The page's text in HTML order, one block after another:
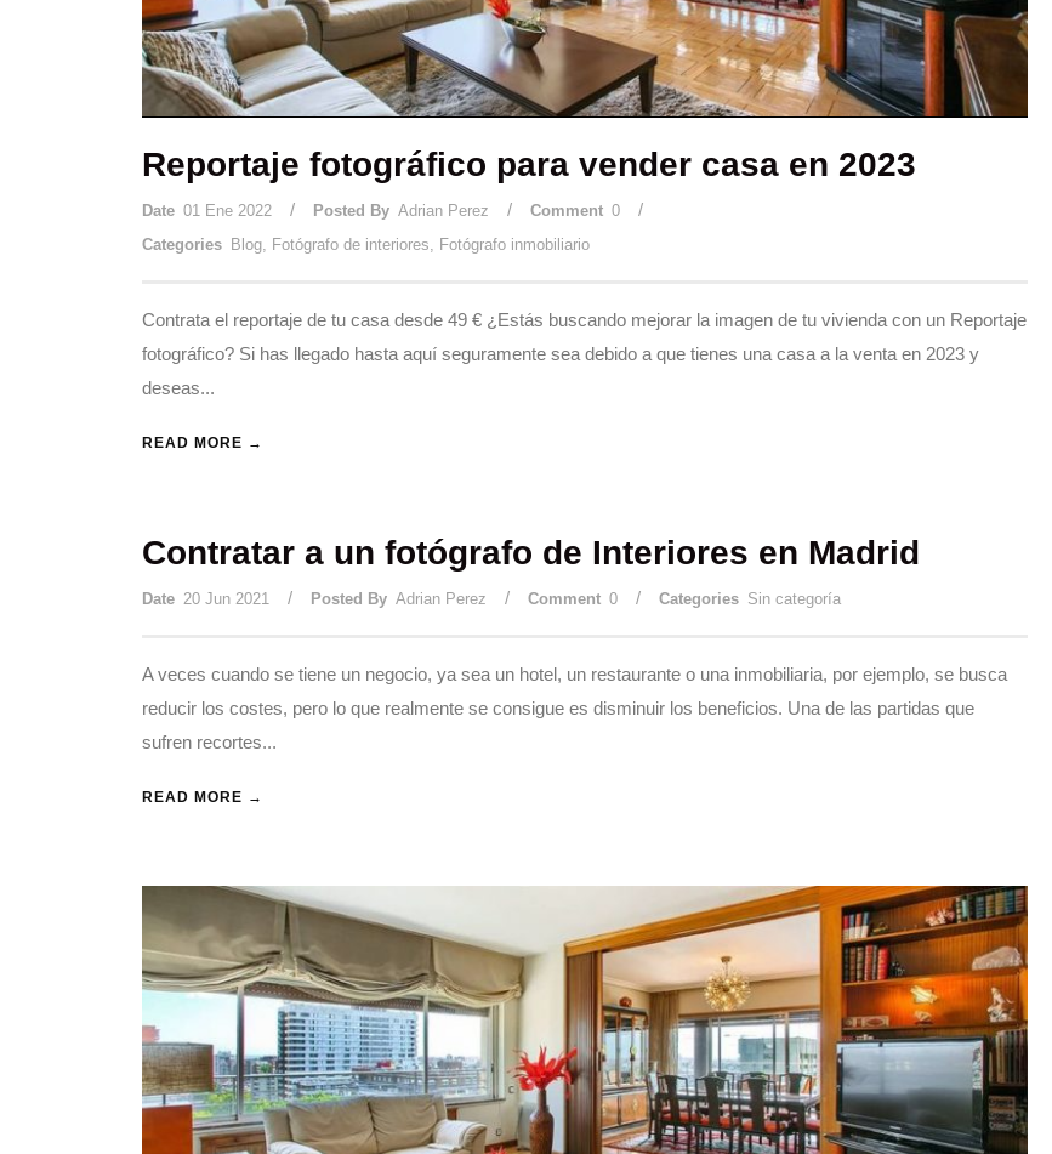
Reportaje fotográfico para vender casa en 2023
Date 01 Ene 2022 / Posted By Adrian Perez / Comment 0 /
Categories Blog, Fotógrafo de interiores, Fotógrafo inmobiliario
Contrata el reportaje de tu casa desde 49 € ¿Estás buscando mejorar la imagen de tu vivienda con un Reportaje
fotográfico? Si has llegado hasta aquí seguramente sea debido a que tienes una casa a la venta en 2023 y
deseas...
READ MORE →
Contratar a un fotógrafo de Interiores en Madrid
Date 20 Jun 2021 / Posted By Adrian Perez / Comment 0 / Categories Sin categoría
A veces cuando se tiene un negocio, ya sea un hotel, un restaurante o una inmobiliaria, por ejemplo, se busca
reducir los costes, pero lo que realmente se consigue es disminuir los beneficios. Una de las partidas que
sufren recortes...
READ MORE →